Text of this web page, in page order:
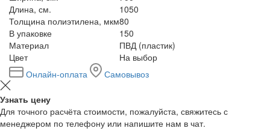
Длина, см.
1050
Толщина полиэтилена, мкм80
В упаковке
150
Материал
ПВД (пластик)
Цвет
На выбор
Онлайн-оплата
Самовывоз
Узнать цену
Для точного расчёта стоимости, пожалуйста, свяжитесь с
менеджером по телефону или напишите нам в чат.